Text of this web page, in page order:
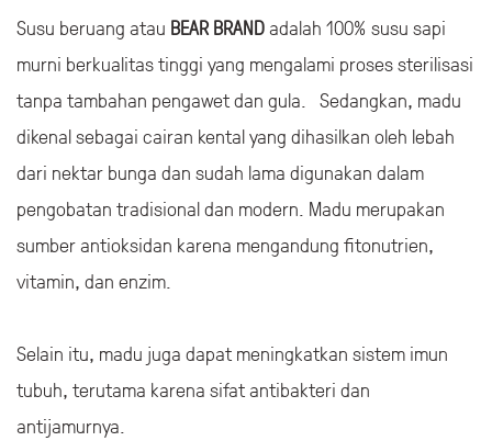
Susu beruang atau BEAR BRANDadalah 100% susu sapi
murni berkualitas tinggi yang mengalami proses sterilisasi
tanpa tambahan pengawet dan gula. Sedangkan, madu
dikenal sebagai cairan kental yang dihasilkan oleh lebah
dari nektar bunga dan sudah lama digunakan dalam
pengobatan tradisional dan modern. Madu merupakan
sumber antioksidan karena mengandung fitonutrien,
vitamin, dan enzim.
Selain itu, madu juga dapat meningkatkan sistem imun
tubuh, terutama karena sifat antibakteri dan
antijamurnya.